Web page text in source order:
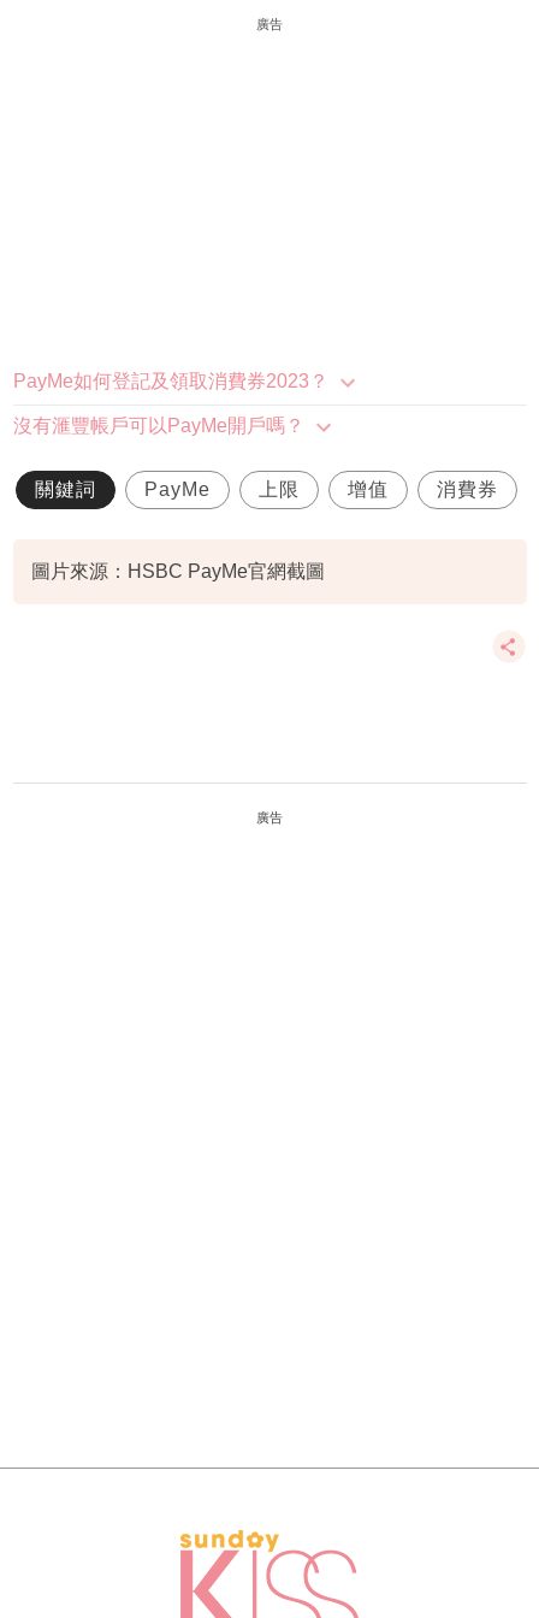
廣告
PayMe如何登記及領取消費券2023？
沒有滙豐帳戶可以PayMe開戶嗎？
關鍵詞 PayMe 上限 增值 消費券
圖片來源：HSBC PayMe官網截圖
廣告